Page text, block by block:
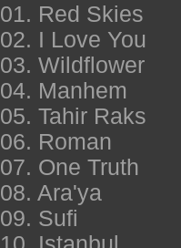
01. Red Skies
02. I Love You
03. Wildflower
04. Manhem
05. Tahir Raks
06. Roman
07. One Truth
08. Ara'ya
09. Sufi